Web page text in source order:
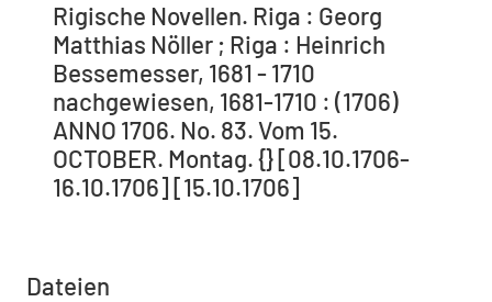
Rigische Novellen. Riga : Georg
Matthias Nöller ; Riga : Heinrich
Bessemesser, 1681 - 1710
nachgewiesen, 1681-1710 : (1706)
ANNO 1706. No. 83. Vom 15.
OCTOBER. Montag. {} [08.10.1706-
16.10.1706] [15.10.1706]
Dateien